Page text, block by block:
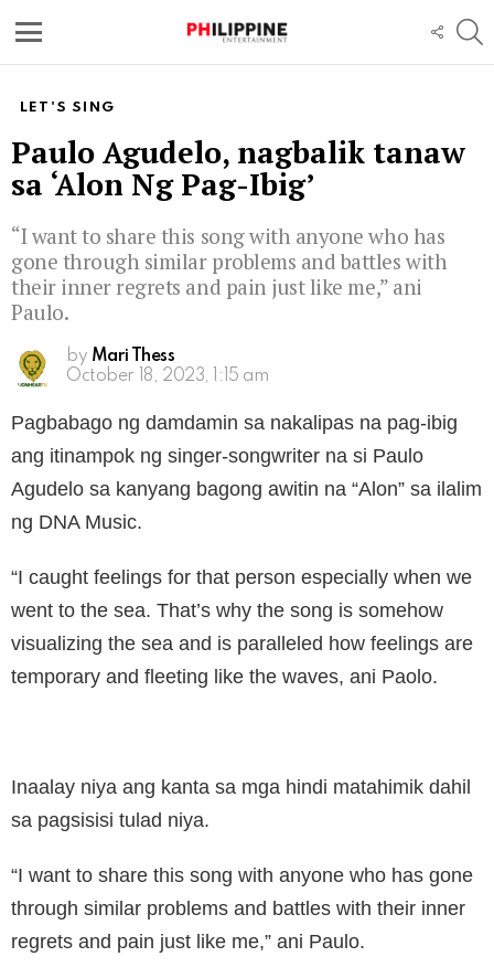
LET'S SING
Paulo Agudelo, nagbalik tanaw
sa ‘Alon Ng Pag-Ibig’
“I want to share this song with anyone who has
gone through similar problems and battles with
their inner regrets and pain just like me,” ani
Paulo.
by Mari Thess
October 18, 2023, 1:15 am
Pagbabago ng damdamin sa nakalipas na pag-ibig
ang itinampok ng singer-songwriter na si Paulo
Agudelo sa kanyang bagong awitin na “Alon” sa ilalim
ng DNA Music.
“I caught feelings for that person especially when we
went to the sea. That’s why the song is somehow
visualizing the sea and is paralleled how feelings are
temporary and fleeting like the waves, ani Paolo.
Inaalay niya ang kanta sa mga hindi matahimik dahil
sa pagsisisi tulad niya.
“I want to share this song with anyone who has gone
through similar problems and battles with their inner
regrets and pain just like me,” ani Paulo.